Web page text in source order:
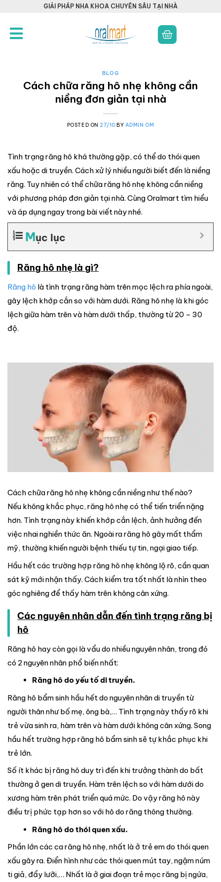
GIẢI PHÁP NHA KHOA CHUYÊN SÂU TẠI NHÀ
BLOG
Cách chữa răng hô nhẹ không cần
niềng đơn giản tại nhà
POSTED ON 27/10 BY ADMIN OM
Tình trạng răng hô khá thường gặp, có thể do thói quen
xấu hoặc di truyền. Cách xử lý nhiều người biết đến là niềng
răng. Tuy nhiên có thể chữa răng hô nhẹ không cần niềng
với phương pháp đơn giản tại nhà. Cùng Oralmart tìm hiểu
và áp dụng ngay trong bài viết này nhé.
Mục lục
Răng hô nhẹ là gì?
Răng hô là tình trạng răng hàm trên mọc lệch ra phía ngoài,
gây lệch khớp cắn so với hàm dưới. Răng hô nhẹ là khi góc
lệch giữa hàm trên và hàm dưới thấp, thường từ 20 – 30
độ.
Cách chữa răng hô nhẹ không cần niềng như thế nào?
Nếu không khắc phục, răng hô nhẹ có thể tiến triển nặng
hơn. Tình trạng này khiến khớp cắn lệch, ảnh hưởng đến
việc nhai nghiền thức ăn. Ngoài ra răng hô gây mất thẩm
mỹ, thường khiến người bệnh thiếu tự tin, ngại giao tiếp.
Hầu hết các trường hợp răng hô nhẹ không lộ rõ, cần quan
sát kỹ mới nhận thấy. Cách kiểm tra tốt nhất là nhìn theo
góc nghiêng để thấy hàm trên không cân xứng.
Các nguyên nhân dẫn đến tình trạng răng bị
hô
Răng hô hay còn gọi là vẩu do nhiều nguyên nhân, trong đó
có 2 nguyên nhân phổ biến nhất:
Răng hô do yếu tố di truyền.
Răng hô bẩm sinh hầu hết do nguyên nhân di truyền từ
người thân như bố mẹ, ông bà,… Tình trạng này thấy rõ khi
trẻ vừa sinh ra, hàm trên và hàm dưới không cân xứng. Song
hầu hết trường hợp răng hô bẩm sinh sẽ tự khắc phục khi
trẻ lớn.
Số ít khác bị răng hô duy trì đến khi trưởng thành do bất
thường ở gen di truyền. Hàm trên lệch so với hàm dưới do
xương hàm trên phát triển quá mức. Do vậy răng hô này
điều trị phức tạp hơn so với hô do răng thông thường.
Răng hô do thói quen xấu.
Phần lớn các ca răng hô nhẹ, nhất là ở trẻ em do thói quen
xấu gây ra. Điển hình như các thói quen mút tay, ngậm núm
ti giả, đẩy lưỡi,… Nhất là ở giai đoạn trẻ mọc răng bị ngứa,